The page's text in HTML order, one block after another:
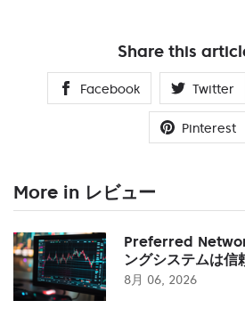
Share this
Facebook Twitter
Pinterest
More in レビュー
Preferred
ングシステムは信
8月 06, 2026